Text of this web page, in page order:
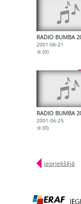
2001-06-21
(0)
2001-06-25
(0)
iepriekšējā